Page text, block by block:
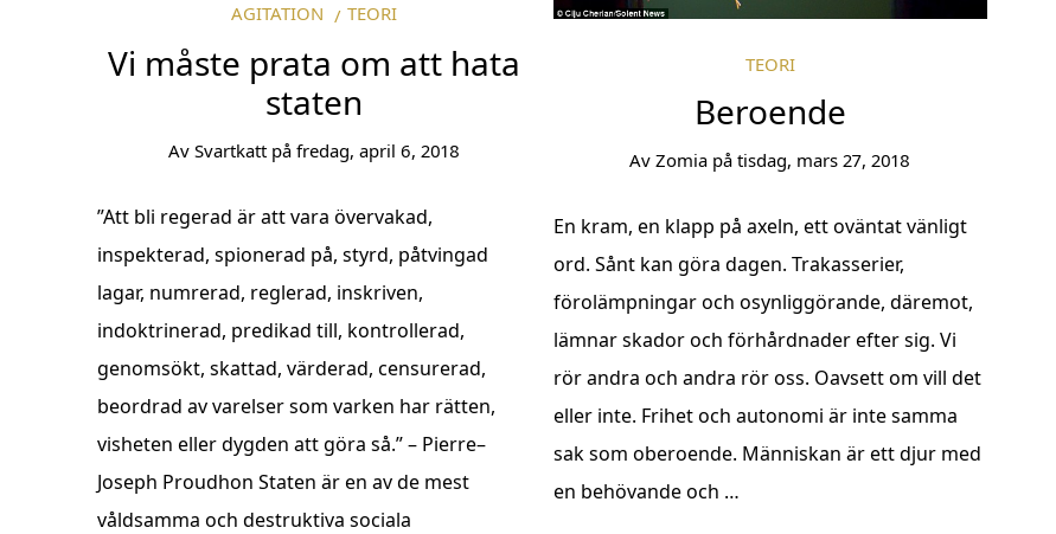
AGITATION TEORI
Vi måste prata om att hata
staten
AvSvartkatt påfredag, april 6, 2018
”Att bli regerad är att vara övervakad,
inspekterad, spionerad på, styrd, påtvingad
lagar, numrerad, reglerad, inskriven,
indoktrinerad, predikad till, kontrollerad,
genomsökt, skattad, värderad, censurerad,
beordrad av varelser som varken har rätten,
visheten eller dygden att göra så.” – Pierre–
Joseph Proudhon Staten är en av de mest
våldsamma och destruktiva sociala
TEORI
Beroende
AvZomia påtisdag, mars 27, 2018
En kram, en klapp på axeln, ett oväntat vänligt
ord. Sånt kan göra dagen. Trakasserier,
förolämpningar och osynliggörande, däremot,
lämnar skador och förhårdnader efter sig. Vi
rör andra och andra rör oss. Oavsett om vill det
eller inte. Frihet och autonomi är inte samma
sak som oberoende. Människan är ett djur med
en behövande och …